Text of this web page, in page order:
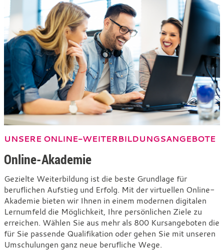
UNSERE ONLINE-WEITERBILDUNGSANGEBOTE
Online-Akademie
Gezielte Weiterbildung ist die beste Grundlage für
beruflichen Aufstieg und Erfolg. Mit der virtuellen Online-
Akademie bieten wir Ihnen in einem modernen digitalen
Lernumfeld die Möglichkeit, Ihre persönlichen Ziele zu
erreichen. Wählen Sie aus mehr als 800 Kursangeboten die
für Sie passende Qualifikation oder gehen Sie mit unseren
Umschulungen ganz neue berufliche Wege.